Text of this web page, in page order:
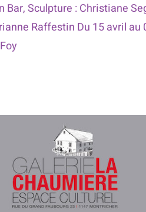
Bar, Sculpture : Christiane
Raffestin Du 15 avril au